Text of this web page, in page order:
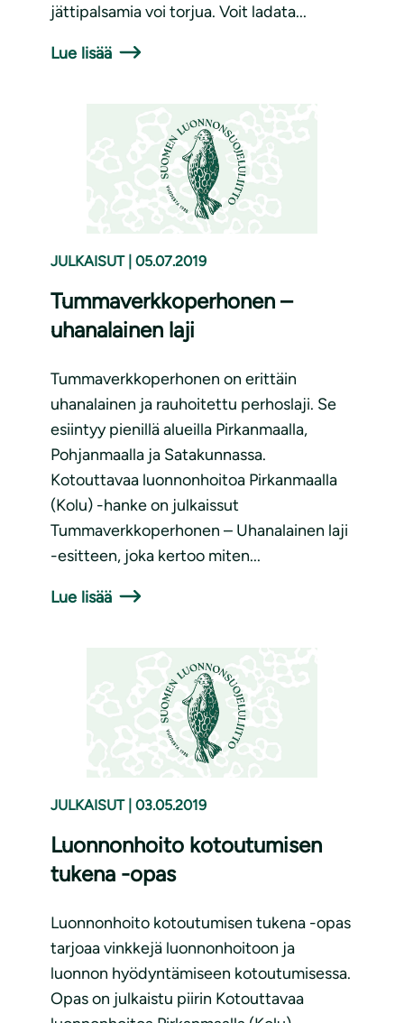
jättipalsamia voi torjua. Voit ladata...
Lue lisää
JULKAISUT 05.07.2019
Tummaverkkoperhonen –
uhanalainen laji
Tummaverkkoperhonen on erittäin
uhanalainen ja rauhoitettu perhoslaji. Se
esiintyy pienillä alueilla Pirkanmaalla,
Pohjanmaalla ja Satakunnassa.
Kotouttavaa luonnonhoitoa Pirkanmaalla
(Kolu) -hanke on julkaissut
Tummaverkkoperhonen – Uhanalainen laji
-esitteen, joka kertoo miten...
Lue lisää
JULKAISUT 03.05.2019
Luonnonhoito kotoutumisen
tukena -opas
Luonnonhoito kotoutumisen tukena -opas
tarjoaa vinkkejä luonnonhoitoon ja
luonnon hyödyntämiseen kotoutumisessa.
Opas on julkaistu piirin Kotouttavaa